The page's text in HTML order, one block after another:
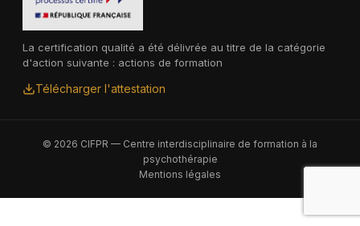
La certification qualité a été délivrée au titre de la catégorie
d'action suivante : actions de formation
Télécharger l'attestation
© 2026 CIFPR — Centre interdisciplinaire de formation à la
psychothérapie
Mentions légales